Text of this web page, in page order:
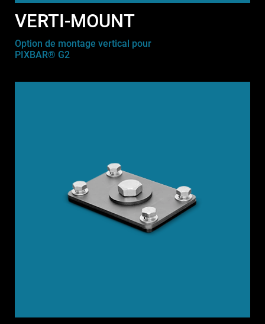
VERTI-MOUNT
Option de montage vertical pour
PIXBAR® G2